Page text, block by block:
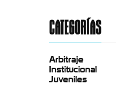
CATEGORÍAS
Arbitraje
Institucional
Juveniles